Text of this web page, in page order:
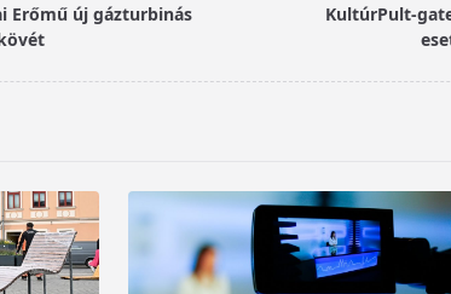
Erőmű új gázturbinás
KultúrPult-